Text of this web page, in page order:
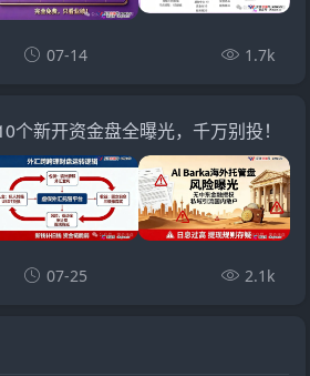
07-14 1.7k
个新开资金盘全曝光，千万别投！
07-25 2.1k